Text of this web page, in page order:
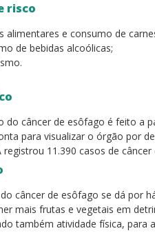
risco
alimentares e consumo de
de bebidas alcoólicas;
do câncer de esôfago é feito a
para visualizar o órgão por
registrou 11.390 casos de
câncer de esôfago se dá por
mais frutas e vegetais em
também atividade física, para